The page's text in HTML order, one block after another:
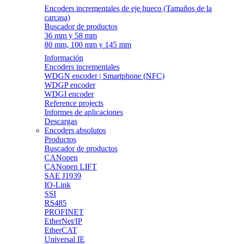
Encoders incrementales de eje hueco (Tamaños de la
carcasa)
Buscador de productos
36 mm y 58 mm
80 mm, 100 mm y 145 mm
Información
Encoders incrementales
WDGN encoder | Smartphone (NFC)
WDGP encoder
WDGI encoder
Reference projects
Informes de aplicaciones
Descargas
Encoders absolutos
Productos
Buscador de productos
CANopen
CANopen LIFT
SAE J1939
IO-Link
SSI
RS485
PROFINET
EtherNet/IP
EtherCAT
Universal IE